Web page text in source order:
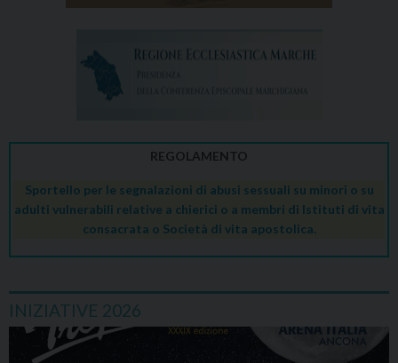
REGOLAMENTO
Sportello per le segnalazioni di abusi sessuali su minori o su
adulti vulnerabili relative a chierici o a membri di Istituti di vita
consacrata o Società di vita apostolica.
INIZIATIVE 2026